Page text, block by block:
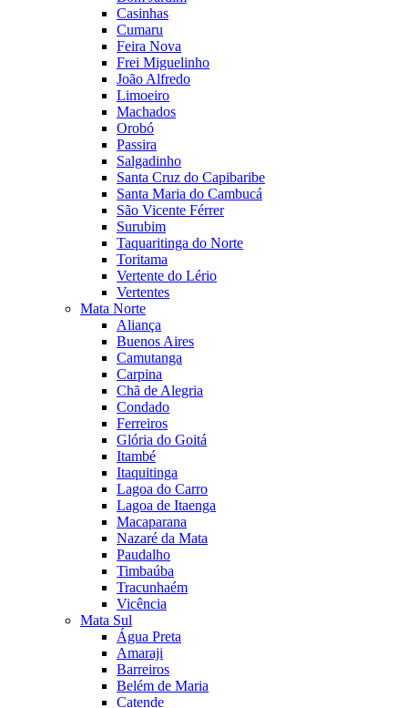
Casinhas
Cumaru
Feira Nova
Frei Miguelinho
João Alfredo
Limoeiro
Machados
Orobó
Passira
Salgadinho
Santa Cruz do Capibaribe
Santa Maria do Cambucá
São Vicente Férrer
Surubim
Taquaritinga do Norte
Toritama
Vertente do Lério
Vertentes
Mata Norte
Aliança
Buenos Aires
Camutanga
Carpina
Chã de Alegria
Condado
Ferreiros
Glória do Goitá
Itambé
Itaquitinga
Lagoa do Carro
Lagoa de Itaenga
Macaparana
Nazaré da Mata
Paudalho
Timbaúba
Tracunhaém
Vicência
Mata Sul
Água Preta
Amaraji
Barreiros
Belém de Maria
Catende